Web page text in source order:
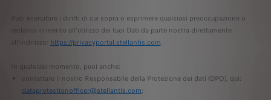
Puoi esercitare i diritti di cui sopra o esprimere qualsiasi preoccupazione o
reclamo in merito all'utilizzo dei tuoi Dati da parte nostra direttamente
all'indirizzo: https://privacyportal.stellantis.com.
In qualsiasi momento, puoi anche:
contattare il nostro Responsabile della Protezione dei dati (DPO), qui:
dataprotectionofficer@stellantis.com;